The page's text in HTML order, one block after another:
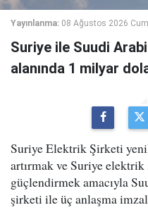
Yayınlanma: 08 Ağustos 2026
Suriye ile Suudi
alanında 1 milyar
Suriye Elektrik Şirketi
artırmak ve Suriye elektrik
güçlendirmek amacıyla
şirketi ile üç anlaşma